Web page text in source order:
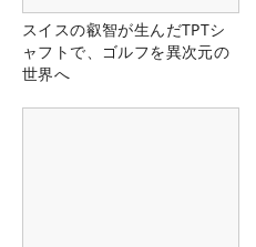
スイスの叡智が生んだTPTシ
ャフトで、ゴルフを異次元の
世界へ